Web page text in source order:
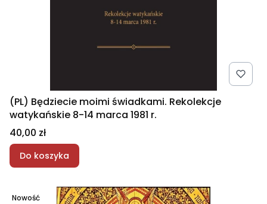
(PL) Będziecie moimi świadkami. Rekolekcje
watykańskie 8-14 marca 1981 r.
Cena
40,00 zł
Do koszyka
Nowość